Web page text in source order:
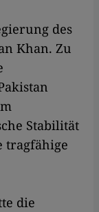
des
Khan. Zu
Stabilität
tragfähige
die